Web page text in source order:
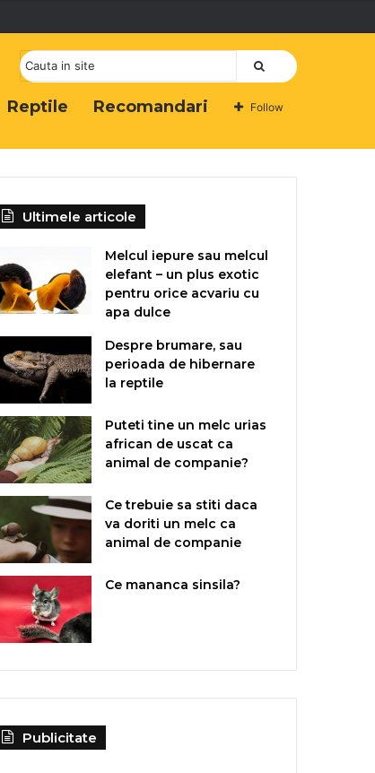
Cauta
Reptile Recomandari Follow
Ultimele articole
Melcul iepure sau melcul
elefant – un plus exotic
pentru orice acvariu cu
apa dulce
Despre brumare, sau
perioada de hibernare
la reptile
Puteti tine un melc urias
african de uscat ca
animal de companie?
Ce trebuie sa stiti daca
va doriti un melc ca
animal de companie
Ce mananca sinsila?
Publicitate